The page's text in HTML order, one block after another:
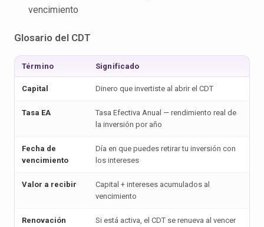
vencimiento
Glosario del CDT
Término Significado
Capital Dinero que invertiste al abrir el CDT
Tasa EA
Tasa Efectiva Anual — rendimiento real de
la inversión por año
Fecha de
vencimiento
Día en que puedes retirar tu inversión con
los intereses
Valor a recibir
Capital + intereses acumulados al
vencimiento
Renovación
Si está activa, el CDT se renueva al vencer